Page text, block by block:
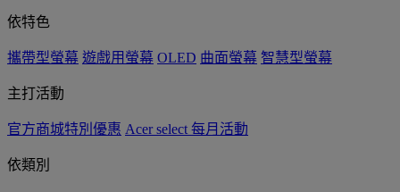
依特色
攜帶型螢幕 遊戲用螢幕 OLED 曲面螢幕 智慧型螢幕
主打活動
官方商城特別優惠 Acer select 每月活動
依類別